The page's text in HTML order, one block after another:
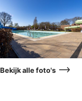
Bekijk alle foto's